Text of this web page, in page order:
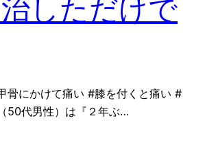
しただけで
骨にかけて痛い #膝を付くと痛い #
50代男性）は『２年ぶ…